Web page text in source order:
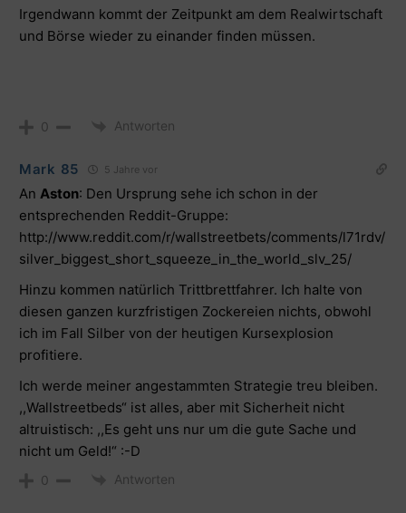
Irgendwann kommt der Zeitpunkt am dem Realwirtschaft
und Börse wieder zu einander finden müssen.
0 Antworten
Mark 85 5 Jahre vor
An Aston: Den Ursprung sehe ich schon in der
entsprechenden Reddit-Gruppe:
http://www.reddit.com/r/wallstreetbets/comments/l71rdv/
silver_biggest_short_squeeze_in_the_world_slv_25/
Hinzu kommen natürlich Trittbrettfahrer. Ich halte von
diesen ganzen kurzfristigen Zockereien nichts, obwohl
ich im Fall Silber von der heutigen Kursexplosion
profitiere.
Ich werde meiner angestammten Strategie treu bleiben.
,,Wallstreetbeds“ ist alles, aber mit Sicherheit nicht
altruistisch: ,,Es geht uns nur um die gute Sache und
nicht um Geld!“ :-D
0 Antworten